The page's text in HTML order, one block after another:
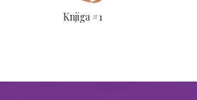
Knjiga #1